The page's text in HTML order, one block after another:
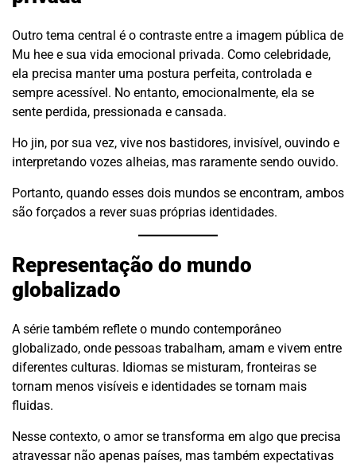
Outro tema central é o contraste entre a imagem pública de
Mu hee e sua vida emocional privada. Como celebridade,
ela precisa manter uma postura perfeita, controlada e
sempre acessível. No entanto, emocionalmente, ela se
sente perdida, pressionada e cansada.
Ho jin, por sua vez, vive nos bastidores, invisível, ouvindo e
interpretando vozes alheias, mas raramente sendo ouvido.
Portanto, quando esses dois mundos se encontram, ambos
são forçados a rever suas próprias identidades.
Representação do mundo
globalizado
A série também reflete o mundo contemporâneo
globalizado, onde pessoas trabalham, amam e vivem entre
diferentes culturas. Idiomas se misturam, fronteiras se
tornam menos visíveis e identidades se tornam mais
fluidas.
Nesse contexto, o amor se transforma em algo que precisa
atravessar não apenas países, mas também expectativas